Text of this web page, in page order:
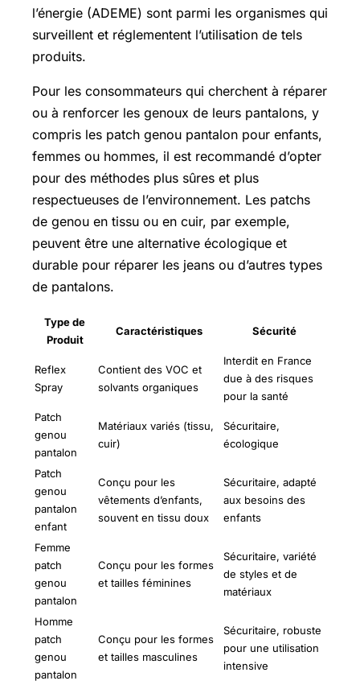
l’énergie (ADEME) sont parmi les organismes qui
surveillent et réglementent l’utilisation de tels
produits.
Pour les consommateurs qui cherchent à réparer
ou à renforcer les genoux de leurs pantalons, y
compris les patch genou pantalon pour enfants,
femmes ou hommes, il est recommandé d’opter
pour des méthodes plus sûres et plus
respectueuses de l’environnement. Les patchs
de genou en tissu ou en cuir, par exemple,
peuvent être une alternative écologique et
durable pour réparer les jeans ou d’autres types
de pantalons.
Type de
Produit
Caractéristiques Sécurité
Reflex
Spray
Contient des VOC et
solvants organiques
Interdit en France
due à des risques
pour la santé
Patch
genou
pantalon
Matériaux variés (tissu,
cuir)
Sécuritaire,
écologique
Patch
genou
pantalon
enfant
Conçu pour les
vêtements d’enfants,
souvent en tissu doux
Sécuritaire, adapté
aux besoins des
enfants
Femme
patch
genou
pantalon
Conçu pour les formes
et tailles féminines
Sécuritaire, variété
de styles et de
matériaux
Homme
patch
genou
pantalon
Conçu pour les formes
et tailles masculines
Sécuritaire, robuste
pour une utilisation
intensive